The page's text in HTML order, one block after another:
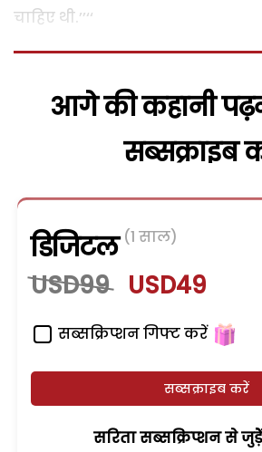
चाहिए थी.’’‘‘
आगे की कहानी
सब्सक्राइब
डिजिटल (1 साल)
USD99 USD49
सब्सक्रिप्शन गिफ्ट करें
सब्सक्राइब करें
सरिता सब्सक्रिप्शन से